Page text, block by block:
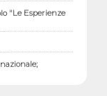
"Le Esperienze